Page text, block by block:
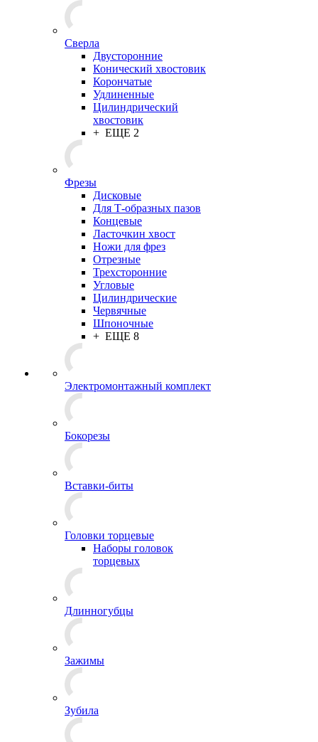
Сверла
Двусторонние
Конический хвостовик
Корончатые
Удлиненные
Цилиндрический
хвостовик
+ ЕЩЕ 2
Фрезы
Дисковые
Для Т-образных пазов
Концевые
Ласточкин хвост
Ножи для фрез
Отрезные
Трехсторонние
Угловые
Цилиндрические
Червячные
Шпоночные
+ ЕЩЕ 8
Электромонтажный комплект
Бокорезы
Вставки-биты
Головки торцевые
Наборы головок
торцевых
Длинногубцы
Зажимы
Зубила